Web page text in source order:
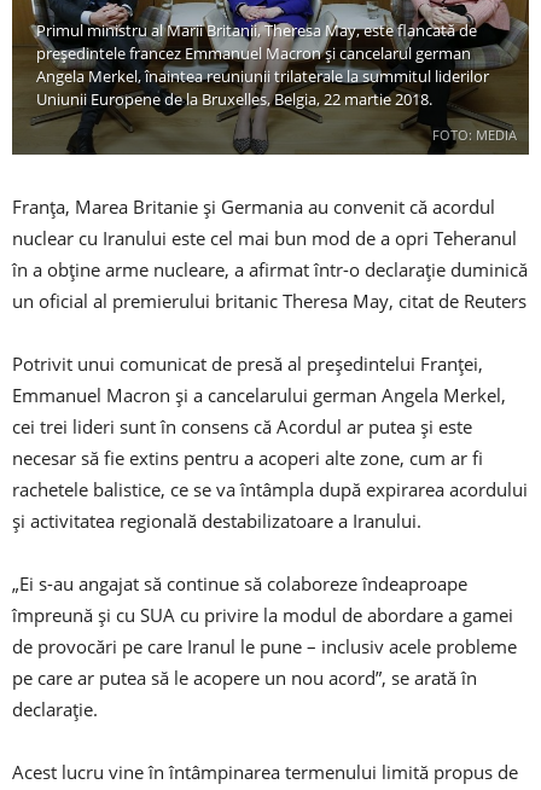
FOTO: MEDIA
Primul ministru al Marii Britanii, Theresa May, este flancată de
președintele francez Emmanuel Macron și cancelarul german
Angela Merkel, înaintea reuniunii trilaterale la summitul liderilor
Uniunii Europene de la Bruxelles, Belgia, 22 martie 2018.
Franța, Marea Britanie și Germania au convenit că acordul
nuclear cu Iranului este cel mai bun mod de a opri Teheranul
în a obține arme nucleare, a afirmat într-o declarație duminică
un oficial al premierului britanic Theresa May, citat de Reuters
Potrivit unui comunicat de presă al președintelui Franței,
Emmanuel Macron și a cancelarului german Angela Merkel,
cei trei lideri sunt în consens că Acordul ar putea și este
necesar să fie extins pentru a acoperi alte zone, cum ar fi
rachetele balistice, ce se va întâmpla după expirarea acordului
și activitatea regională destabilizatoare a Iranului.
„Ei s-au angajat să continue să colaboreze îndeaproape
împreună și cu SUA cu privire la modul de abordare a gamei
de provocări pe care Iranul le pune – inclusiv acele probleme
pe care ar putea să le acopere un nou acord”, se arată în
declarație.
Acest lucru vine în întâmpinarea termenului limită propus de